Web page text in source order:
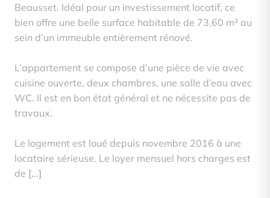
Beausset. Idéal pour un investissement locatif, ce
bien offre une belle surface habitable de 73,60 m² au
sein d’un immeuble entièrement rénové.
L’appartement se compose d’une pièce de vie avec
cuisine ouverte, deux chambres, une salle d’eau avec
WC. Il est en bon état général et ne nécessite pas de
travaux.
Le logement est loué depuis novembre 2016 à une
locataire sérieuse. Le loyer mensuel hors charges est
de [...]